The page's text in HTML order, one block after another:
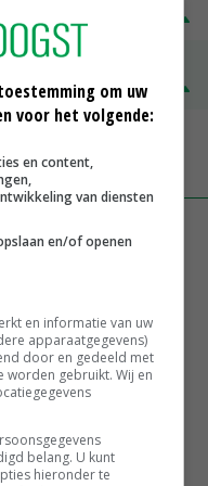
€ 197,00
€ 345,00 € 20,00
Hollandse zeedijken
om uw
voor het volgende:
en content,
van diensten
en/of openen
en informatie van uw
apparaatgegevens)
door en gedeeld met
gebruikt. Wij en
belang. U kunt
hieronder te